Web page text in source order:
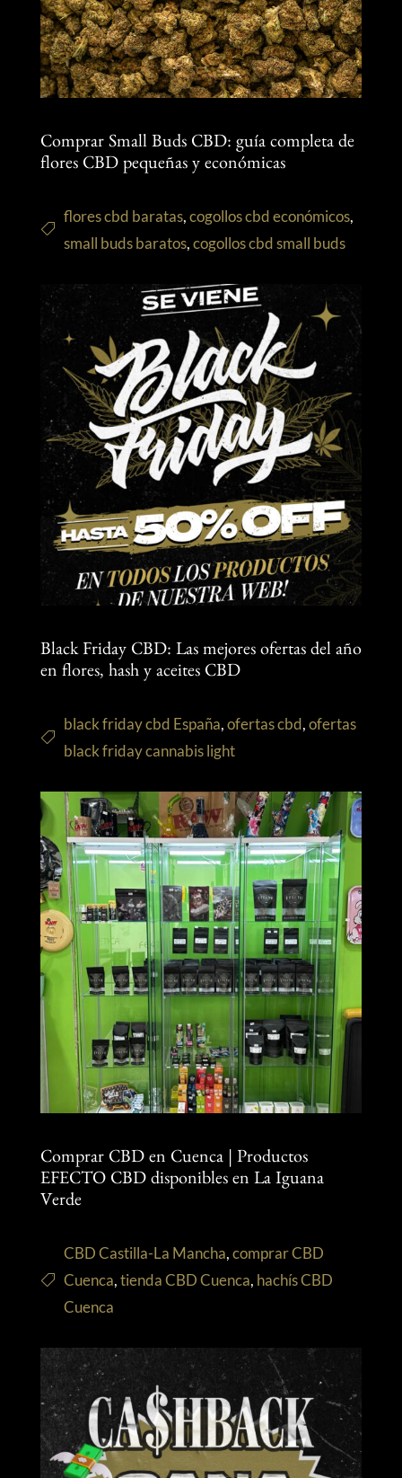
Comprar Small Buds CBD: guía completa de
flores CBD pequeñas y económicas
flores cbd baratas,cogollos cbd económicos,
small buds baratos,cogollos cbd small buds
Black Friday CBD: Las mejores ofertas del año
en flores, hash y aceites CBD
black friday cbd España,ofertas cbd,ofertas
black friday cannabis light
Comprar CBD en Cuenca | Productos
EFECTO CBD disponibles en La Iguana
Verde
CBD Castilla-La Mancha,comprar CBD
Cuenca,tienda CBD Cuenca, hachís CBD
Cuenca